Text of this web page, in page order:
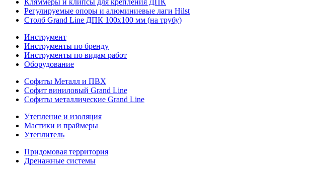
Кляммеры и клипсы для крепления ДПК
Регулируемые опоры и алюминиевые лаги Hilst
Столб Grand Line ДПК 100х100 мм (на трубу)
Инструмент
Инструменты по бренду
Инструменты по видам работ
Оборудование
Софиты Металл и ПВХ
Софит виниловый Grand Line
Софиты металлические Grand Line
Утепление и изоляция
Мастики и праймеры
Утеплитель
Придомовая территория
Дренажные системы